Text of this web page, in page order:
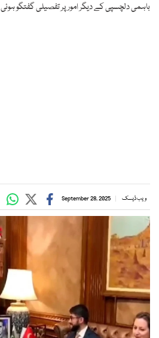
باہمی دلچسپی کے دیگر امور پر تفصیلی گفتگو ہوئی
ویب ڈیسک September 28, 2025